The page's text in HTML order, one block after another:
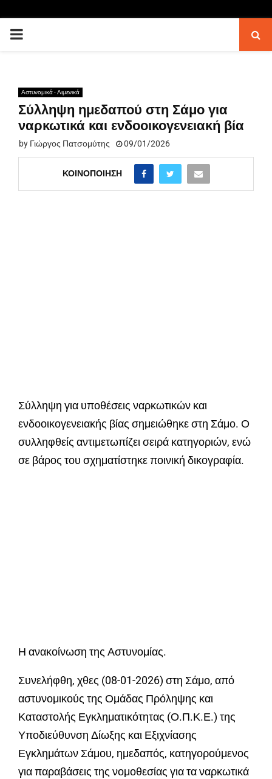
PRIMARY
Αστυνομικά - Λιμενικά
Σύλληψη ημεδαπού στη Σάμο για
ναρκωτικά και ενδοοικογενειακή βία
by Γιώργος Πατσομύτης 09/01/2026
ΚΟΙΝΟΠΟΊΗΣΗ
Σύλληψη για υποθέσεις ναρκωτικών και
ενδοοικογενειακής βίας σημειώθηκε στη Σάμο. Ο
συλληφθείς αντιμετωπίζει σειρά κατηγοριών, ενώ
σε βάρος του σχηματίστηκε ποινική δικογραφία.
Η ανακοίνωση της Αστυνομίας.
Συνελήφθη, χθες (08-01-2026) στη Σάμο, από
αστυνομικούς της Ομάδας Πρόληψης και
Καταστολής Εγκληματικότητας (Ο.Π.Κ.Ε.) της
Υποδιεύθυνση Δίωξης και Εξιχνίασης
Εγκλημάτων Σάμου, ημεδαπός, κατηγορούμενος
για παραβάσεις της νομοθεσίας για τα ναρκωτικά